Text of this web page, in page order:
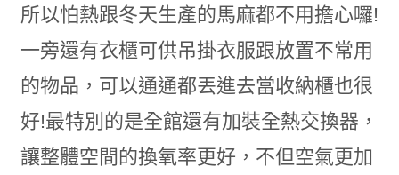
所以怕熱跟冬天生產的馬麻都不用擔心囉!
一旁還有衣櫃可供吊掛衣服跟放置不常用
的物品，可以通通都丟進去當收納櫃也很
好!最特別的是全館還有加裝全熱交換器，
讓整體空間的換氧率更好，不但空氣更加